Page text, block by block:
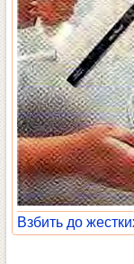
Взбить до